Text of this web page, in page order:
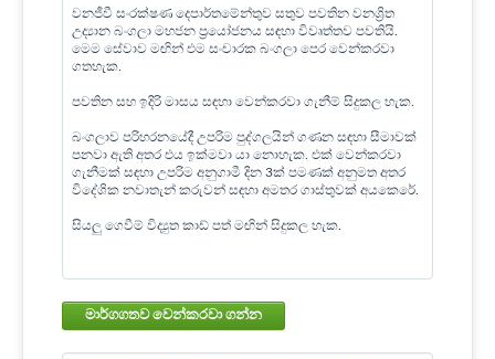
වනජීවී සංරක්ෂණ දෙපාර්තමේන්තුව සතුව පවතින වනශ්‍රිත
උද්‍යාන බංගලා මහජන ප්‍රයෝජනය සඳහා විවෘත්තව පවතියි.
මෙම සේවාව මඟින් එම සංචාරක බංගලා පෙර වෙන්කරවා
ගතහැක.
පවතින සහ ඉදිරි මාසය සඳහා වෙන්කරවා ගැනීම් සිදුකල හැක.
බංගලාව පරිහරනයේදී උපරිම පුද්ගලයින් ගණන සඳහා සීමාවක්
පනවා ඇති අතර එය ඉක්මවා යා නොහැක. එක් වෙන්කරවා
ගැනීමක් සඳහා උපරිම අනුගාමී දින 3ක් පමණක් අනුමත අතර
විදේශික නවාතැන් කරුවන් සඳහා අමතර ගාස්තුවක් අයකෙරේ.
සියලු ගෙවීම් විද්‍යුත කාඩ් පත් මඟින් සිදුකල හැක.
මාර්ගගතව වෙන්කරවා ගන්න